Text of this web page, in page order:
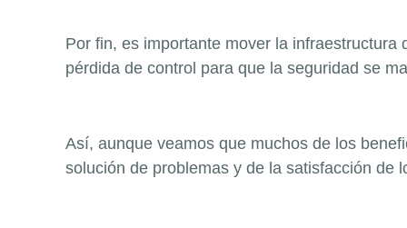
Por fin, es importante mover la
pérdida de control para que la seguridad se
Así, aunque veamos que muchos de los
solución de problemas y de la satisfacción de